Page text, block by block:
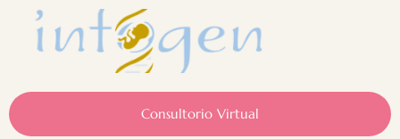
Consultorio Virtual